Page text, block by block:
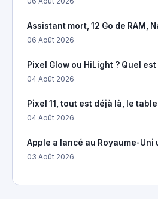
Assistant mort, 12 Go de RAM,
06 Août 2026
Pixel Glow ou HiLight ? Quel
04 Août 2026
Pixel 11, tout est déjà là, le
04 Août 2026
Apple a lancé au Royaume-
03 Août 2026